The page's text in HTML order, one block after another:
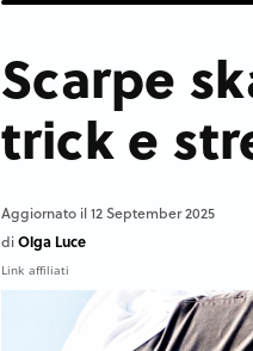
Scarpe
trick e
Aggiornato il 12 September 2025
diOlga Luce
Link affiliati